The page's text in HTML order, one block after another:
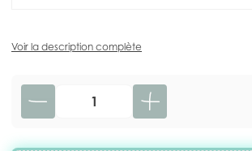
Voir la description complète
Quantité